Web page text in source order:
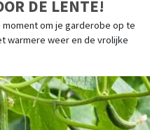
DE LENTE!
moment om je garderobe op te
warmere weer en de vrolijke